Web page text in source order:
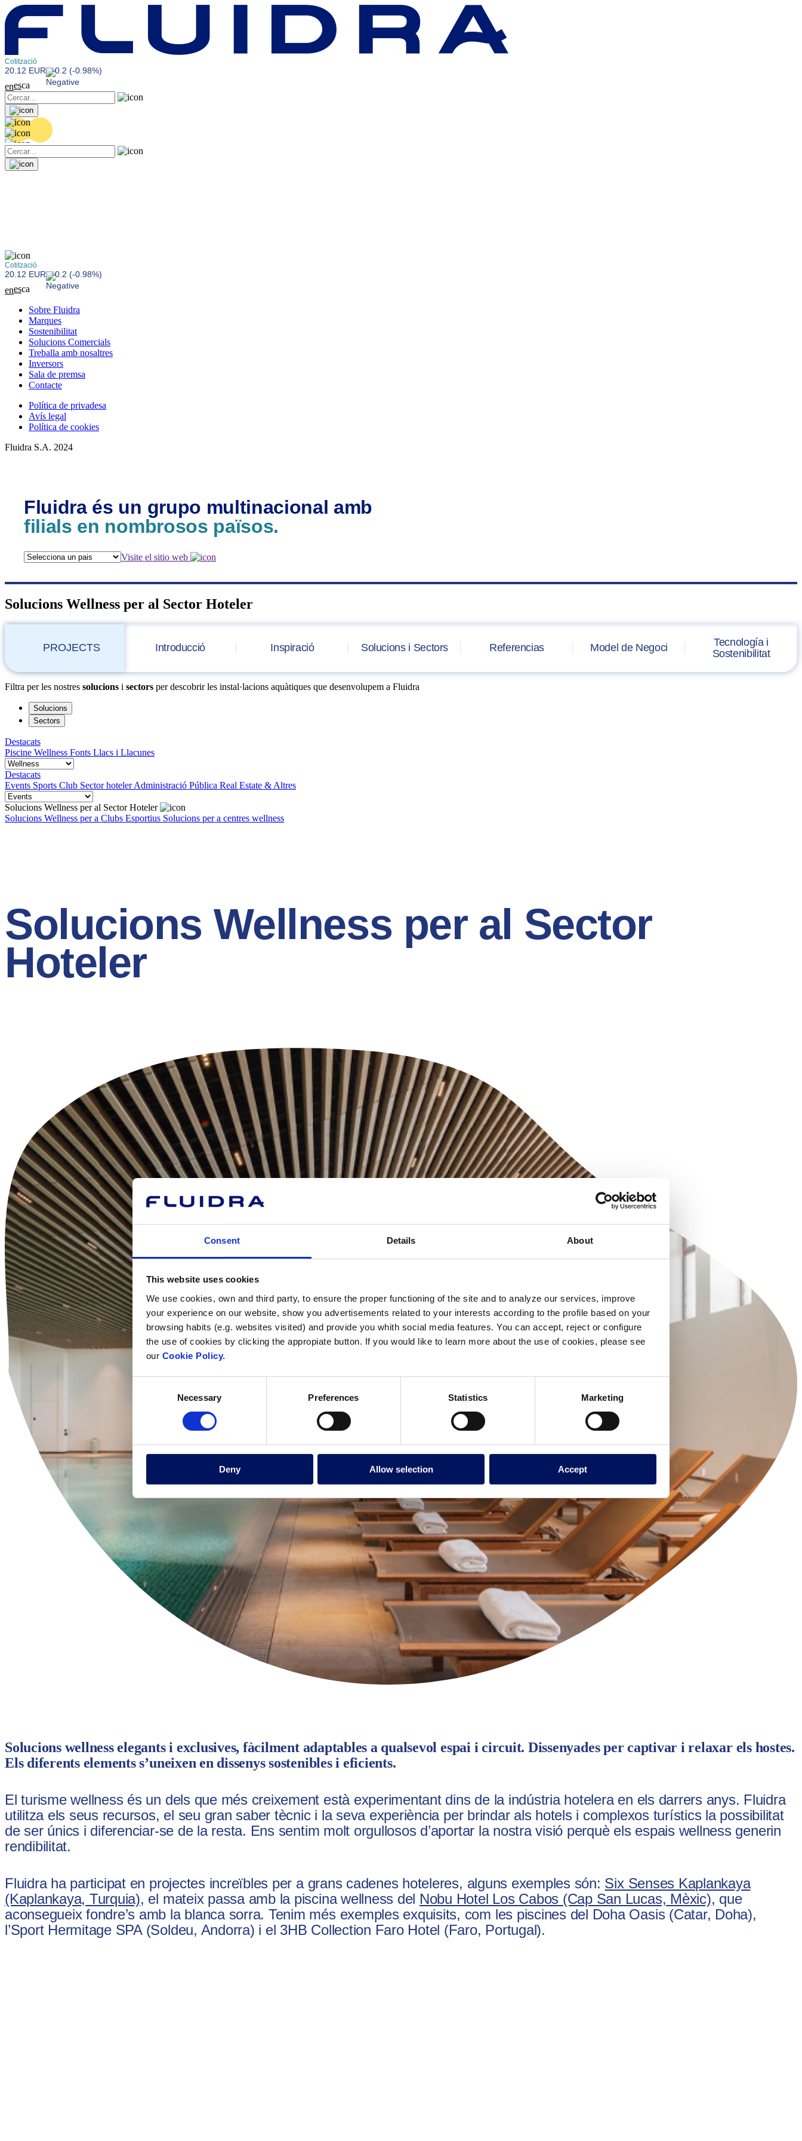
Consent Details About
This website uses cookies
We use cookies, own and third party, to ensure the proper functioning of the site and to analyze our services, improve
your experience on our website, show you advertisements related to your interests according to the profile based on your
browsing habits (e.g. websites visited) and provide you whith social media features. You can accept, reject or configure
the use of cookies by clicking the appropiate button. If you would like to learn more about the use of cookies, please see
our Cookie Policy.
Necessary Preferences Statistics Marketing
Deny Allow selection Accept
Cotització
20.12 EUR -0.2 (-0.98%)
enesca
Cotització
20.12 EUR -0.2 (-0.98%)
enesca
Sobre Fluidra
Marques
Sostenibilitat
Solucions Comercials
Treballa amb nosaltres
Inversors
Sala de premsa
Contacte
Política de privadesa
Avís legal
Política de cookies
Fluidra S.A. 2024
Fluidra és un grupo multinacional amb
filials en nombrosos països.
Visite el sitio web
Solucions Wellness per al Sector Hoteler
PROJECTS Introducció Inspiració Solucions i Sectors Referencias Model de Negoci
Tecnología i
Sostenibilitat
Filtra per les nostres solucions i sectors per descobrir les instal·lacions aquàtiques que desenvolupem a Fluidra
Solucions
Sectors
Destacats
Piscine Wellness Fonts Llacs i Llacunes
Destacats
Events Sports Club Sector hotelerAdministració Pública Real Estate & Altres
Solucions Wellness per al Sector Hoteler
Solucions Wellness per a Clubs Esportius Solucions per a centres wellness
Solucions Wellness per al Sector
Hoteler
Solucions wellness elegants i exclusives, fàcilment adaptables a qualsevol espai i circuit. Dissenyades per captivar i relaxar els hostes.
Els diferents elements s’uneixen en dissenys sostenibles i eficients.
El turisme wellness és un dels que més creixement està experimentant dins de la indústria hotelera en els darrers anys. Fluidra
utilitza els seus recursos, el seu gran saber tècnic i la seva experiència per brindar als hotels i complexos turístics la possibilitat
de ser únics i diferenciar-se de la resta. Ens sentim molt orgullosos d’aportar la nostra visió perquè els espais wellness generin
rendibilitat.
Fluidra ha participat en projectes increïbles per a grans cadenes hoteleres, alguns exemples són: Six Senses Kaplankaya
(Kaplankaya, Turquia), el mateix passa amb la piscina wellness del Nobu Hotel Los Cabos (Cap San Lucas, Mèxic), que
aconsegueix fondre’s amb la blanca sorra. Tenim més exemples exquisits, com les piscines del Doha Oasis (Catar, Doha),
l’Sport Hermitage SPA (Soldeu, Andorra) i el 3HB Collection Faro Hotel (Faro, Portugal).